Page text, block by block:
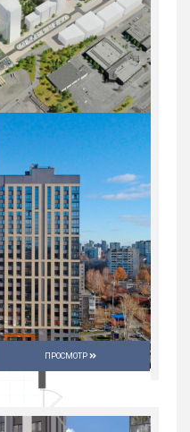
Западном мкр
область,
м 2
ПРОСМОТР